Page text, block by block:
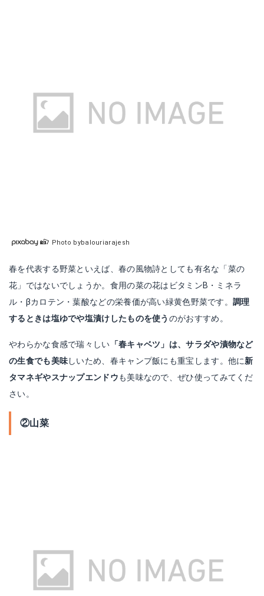
Photo bybalouriarajesh
春を代表する野菜といえば、春の風物詩としても有名な「菜の
花」ではないでしょうか。食用の菜の花はビタミンB・ミネラ
ル・βカロテン・葉酸などの栄養価が高い緑黄色野菜です。調理
するときは塩ゆでや塩漬けしたものを使う のがおすすめ。
やわらかな食感で瑞々しい 「春キャベツ」は、サラダや漬物など
の生食でも美味しいため、春キャンプ飯にも重宝します。他に新
タマネギやスナップエンドウも美味なので、ぜひ使ってみてくだ
さい。
②山菜